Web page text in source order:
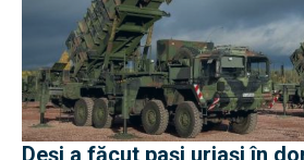
Deși a făcut pași uriași în